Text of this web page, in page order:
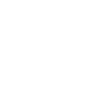
paroliere Nisa, il